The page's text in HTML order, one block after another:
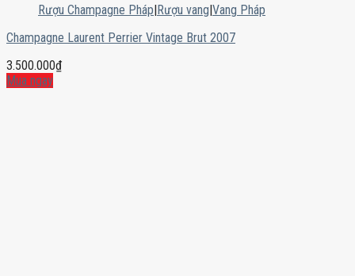
Rượu Champagne Pháp|Rượu vang|Vang Pháp
Champagne Laurent Perrier Vintage Brut 2007
3.500.000₫
Mua ngay